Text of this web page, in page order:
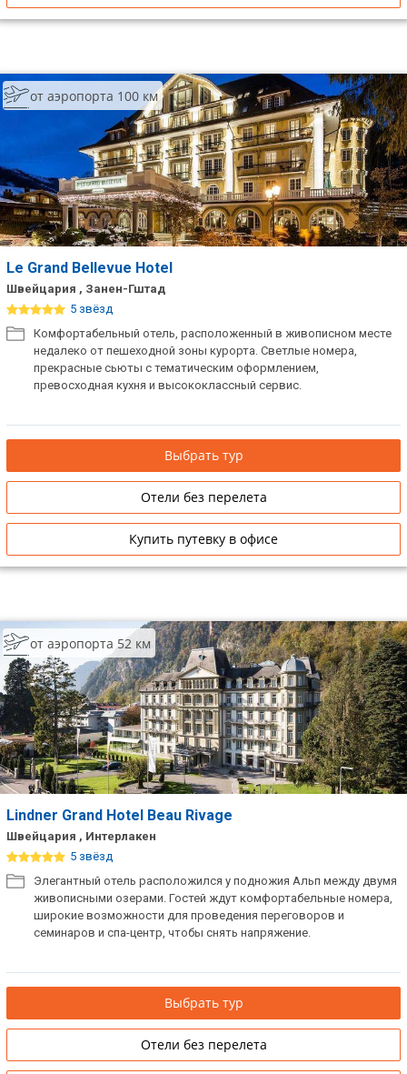
от аэропорта 100 км
Le Grand Bellevue Hotel
Швейцария , Занен-Гштад
5 звёзд
Комфортабельный отель, расположенный в живописном месте
недалеко от пешеходной зоны курорта. Светлые номера,
прекрасные сьюты с тематическим оформлением,
превосходная кухня и высококлассный сервис.
Выбрать тур
Отели без перелета
Купить путевку в офисе
от аэропорта 52 км
Lindner Grand Hotel Beau Rivage
Швейцария , Интерлакен
5 звёзд
Элегантный отель расположился у подножия Альп между двумя
живописными озерами. Гостей ждут комфортабельные номера,
широкие возможности для проведения переговоров и
семинаров и спа-центр, чтобы снять напряжение.
Выбрать тур
Отели без перелета